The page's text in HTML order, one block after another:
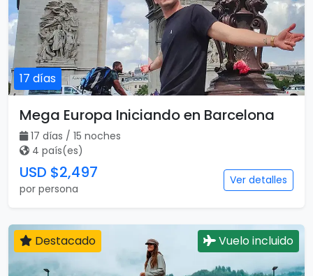
17 días
Mega Europa Iniciando en Barcelona
17 días / 15 noches
4 país(es)
USD $2,497
por persona
Ver detalles
Destacado Vuelo incluido